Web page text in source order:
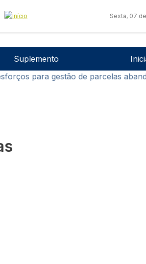
Sexta, 07
Suplemento
para gestão de parcelas